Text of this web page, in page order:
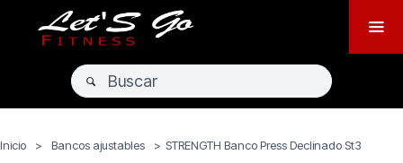
Inicio > Bancos ajustables > STRENGTH Banco Press Declinado St3